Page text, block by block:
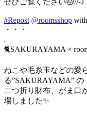
ぜひご覧ください🐱//-♪
#Repost @roomsshop with
・・・
.
🐈SAKURAYAMA ×
ねこや毛糸玉などの愛
る”SAKURAYAMA” の
二つ折り財布、がま口
場しました✨